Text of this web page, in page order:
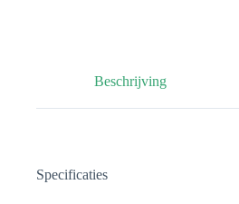
Beschrijving
Specificaties